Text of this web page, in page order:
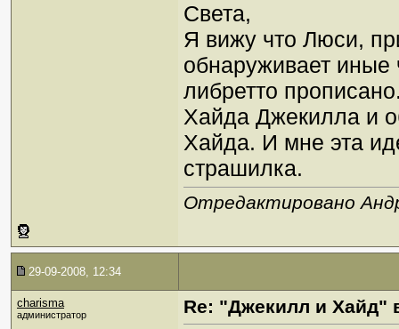
Света,
Я вижу что Люси,
обнаруживает иные
либретто
Хайда Джекилла и
Хайда. И мне эта
страшилка.
Отредактировано
29-09-2008, 12:34
charisma
администратор Re: "Джекилл и Хайд"